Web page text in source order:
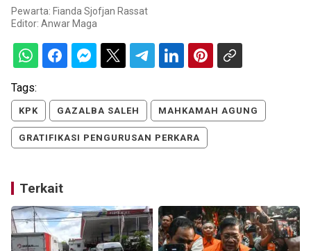
Pewarta: Fianda Sjofjan Rassat
Editor: Anwar Maga
Tags:
KPK GAZALBA SALEH MAHKAMAH AGUNG
GRATIFIKASI PENGURUSAN PERKARA
Terkait